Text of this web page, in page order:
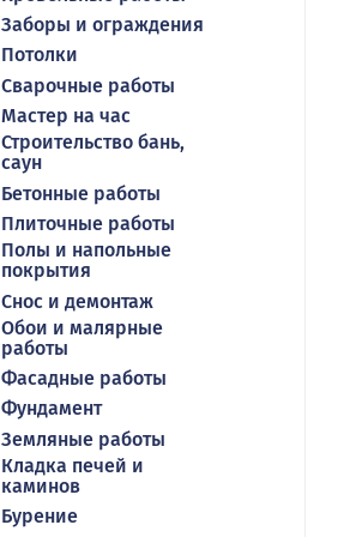
Заборы и ограждения
Потолки
Сварочные работы
Мастер на час
Строительство бань,
саун
Бетонные работы
Плиточные работы
Полы и напольные
покрытия
Снос и демонтаж
Обои и малярные
работы
Фасадные работы
Фундамент
Земляные работы
Кладка печей и
каминов
Бурение